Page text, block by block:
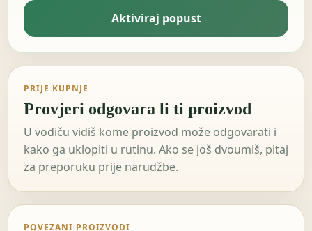
Aktiviraj popust
PRIJE KUPNJE
Provjeri odgovara li ti proizvod
U vodiču vidiš kome proizvod može odgovarati i
kako ga uklopiti u rutinu. Ako se još dvoumiš, pitaj
za preporuku prije narudžbe.
POVEZANI PROIZVODI